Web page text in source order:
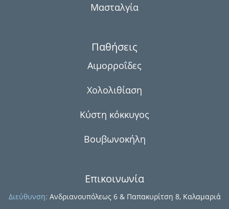
Μασταλγία
Παθήσεις
Αιμορροΐδες
Χολολιθίαση
Κύστη κόκκυγος
Βουβωνοκήλη
Επικοινωνία
Διεύθυνση: Ανδριανουπόλεως 6 & Παπακυρίτση 8, Καλαμαριά